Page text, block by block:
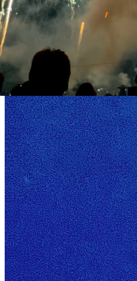
スタイリングなどを楽しんでみ
※お店に置いてあるので興味が